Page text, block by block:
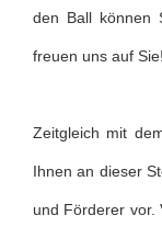
den Ball können
freuen uns auf Sie!
Zeitgleich mit
Ihnen an dieser
und Förderer vor.